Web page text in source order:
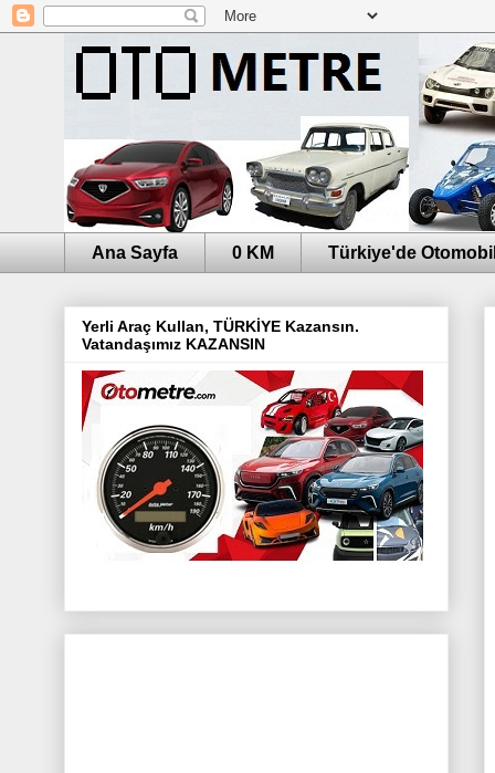
Ana Sayfa 0 KM Türkiye'de
Yerli Araç Kullan, TÜRKİYE Kazansın.
Vatandaşımız KAZANSIN